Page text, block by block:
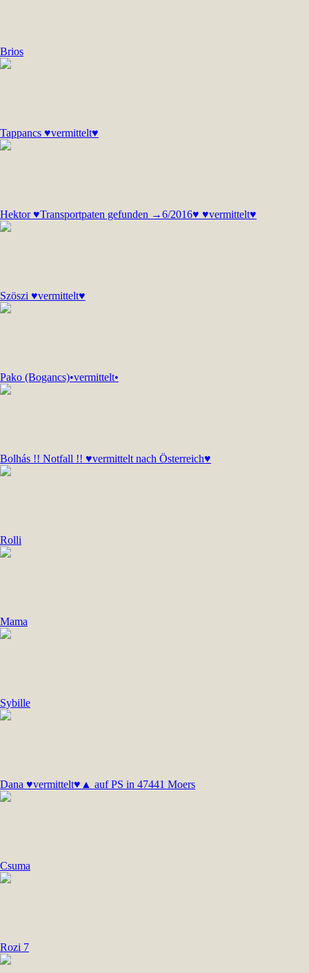
Brios
Tappancs ♥vermittelt♥
Hektor ♥Transportpaten gefunden →6/2016♥ ♥vermittelt♥
Szöszi ♥vermittelt♥
Pako (Bogancs)•vermittelt•
Bolhás !! Notfall !! ♥vermittelt nach Österreich♥
Rolli
Mama
Sybille
Dana ♥vermittelt♥▲ auf PS in 47441 Moers
Csuma
Rozi 7